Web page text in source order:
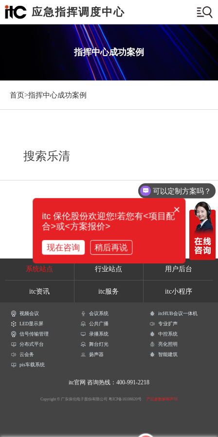
应急指挥调度中心
指挥中心成功案例
首页>指挥中心成功案例
搜索乐清
系统站点 行业站点 用户后台
itc资讯 itc服务 itc小程序
视频会议 会议系统
itcHUB会议一体机
LED显示屏
公共广播
专业扩声
信号传输管理
录播系统
中控系统
分布式平台
舞台灯光
亮化照明
云会务
扬声器
智能建筑
pis车载系统
itc官网 咨询热线：400-991-2218
Copyright © 广东保伦电子股份有限公司 粤ICP备16106620号 产品参数解释声明
可以定制方案吗？
×
itc 保伦股份欢迎您!若您有<项目配
合>或<方案报价>
现在咨询 稍后再说